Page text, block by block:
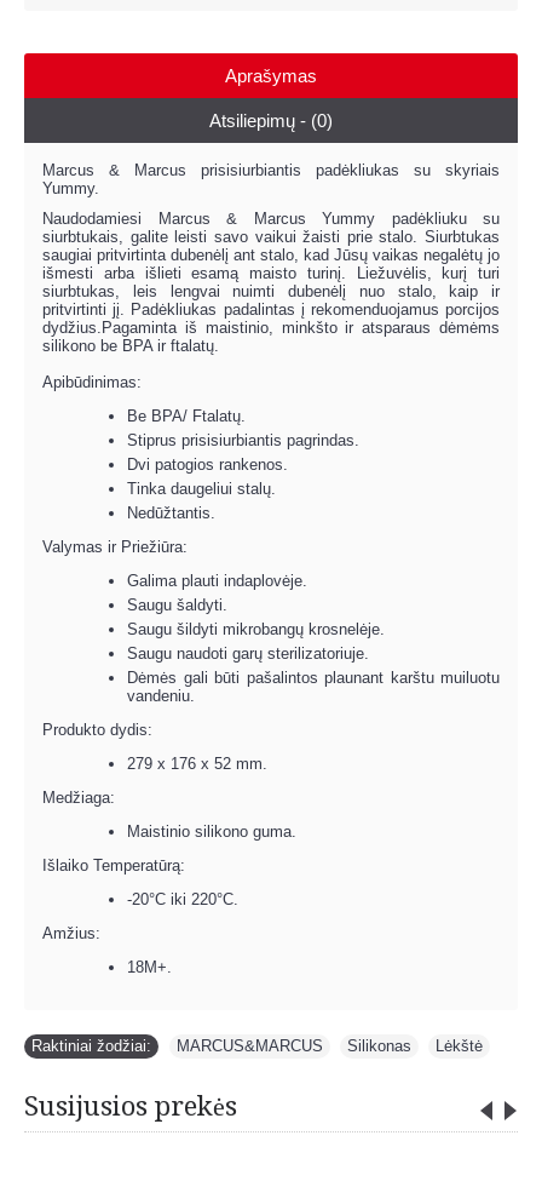
Aprašymas
Atsiliepimų - (0)
Marcus & Marcus prisisiurbiantis padėkliukas su skyriais
Yummy.
Naudodamiesi Marcus & Marcus Yummy padėkliuku su
siurbtukais, galite leisti savo vaikui žaisti prie stalo. Siurbtukas
saugiai pritvirtinta dubenėlį ant stalo, kad Jūsų vaikas negalėtų jo
išmesti arba išlieti esamą maisto turinį. Liežuvėlis, kurį turi
siurbtukas, leis lengvai nuimti dubenėlį nuo stalo, kaip ir
pritvirtinti jį. Padėkliukas padalintas į rekomenduojamus porcijos
dydžius.Pagaminta iš maistinio, minkšto ir atsparaus dėmėms
silikono be BPA ir ftalatų.
Apibūdinimas:
Be BPA/ Ftalatų.
Stiprus prisisiurbiantis pagrindas.
Dvi patogios rankenos.
Tinka daugeliui stalų.
Nedūžtantis.
Valymas ir Priežiūra:
Galima plauti indaplovėje.
Saugu šaldyti.
Saugu šildyti mikrobangų krosnelėje.
Saugu naudoti garų sterilizatoriuje.
Dėmės gali būti pašalintos plaunant karštu muiluotu
vandeniu.
Produkto dydis:
279 x 176 x 52 mm.
Medžiaga:
Maistinio silikono guma.
Išlaiko Temperatūrą:
-20°C iki 220°C.
Amžius:
18M+.
Raktiniai žodžiai: MARCUS&MARCUS Silikonas Lėkštė
Susijusios prekės